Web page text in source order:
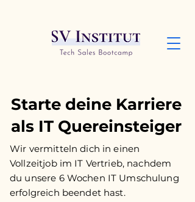
Starte deine Karriere
als IT Quereinsteiger
Wir vermitteln dich in einen
Vollzeitjob im IT Vertrieb, nachdem
du unsere 6 Wochen IT Umschulung
erfolgreich beendet hast.